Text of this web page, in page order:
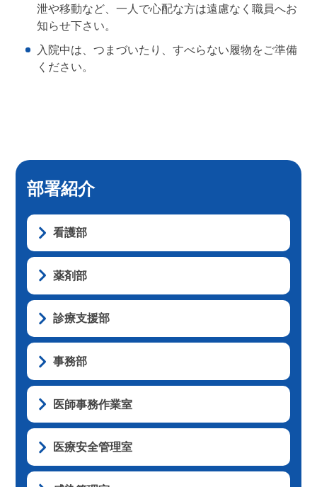
泄や移動など、一人で心配な方は遠慮なく職員へお
知らせ下さい。
入院中は、つまづいたり、すべらない履物をご準備
ください。
部署紹介
看護部
薬剤部
診療支援部
事務部
医師事務作業室
医療安全管理室